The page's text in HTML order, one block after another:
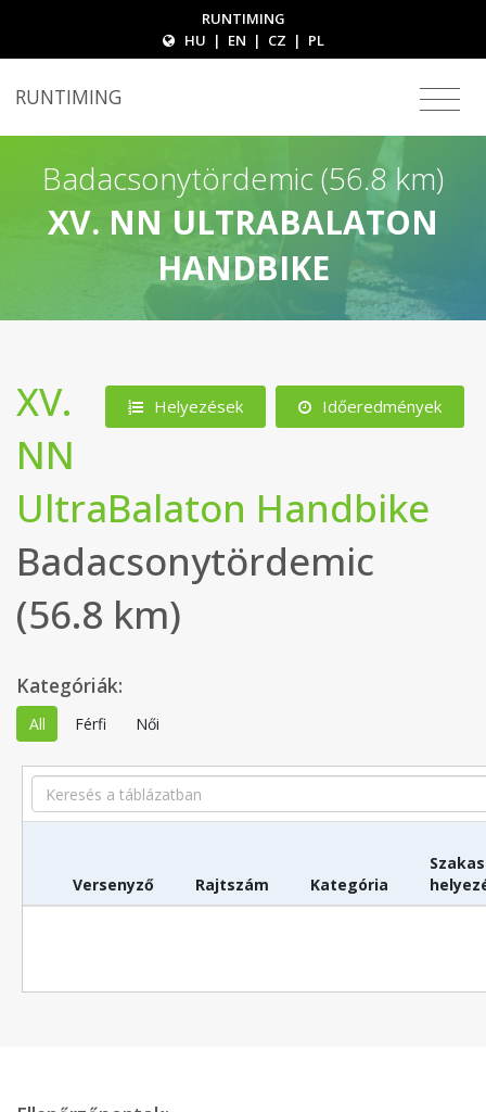
RUNTIMING
HU | EN | CZ | PL
RUNTIMING
Badacsonytördemic (56.8 km)
XV. NN ULTRABALATON
HANDBIKE
Helyezések Időeredmények
XV.
NN
UltraBalaton Handbike
Badacsonytördemic
(56.8 km)
Kategóriák:
All Férfi Női
Search
Versenyző Rajtszám Kategória